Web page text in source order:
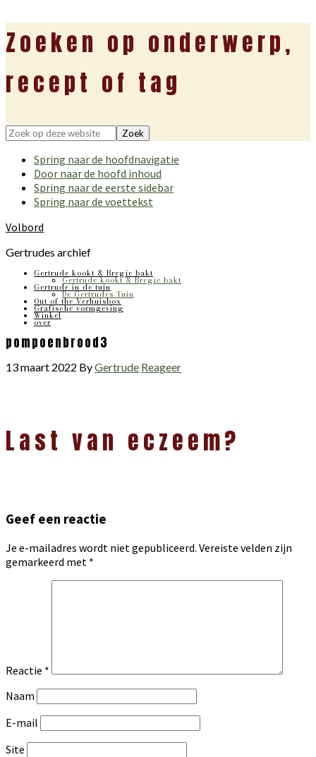
Zoeken op onderwerp,
recept of tag
Zoek
deze
website
Spring naar de hoofdnavigatie
Door naar de hoofd inhoud
Spring naar de eerste sidebar
Spring naar de voettekst
Volbord
Gertrudes archief
Gertrude kookt & Bregje bakt
Gertrude kookt & Bregje bakt
Gertrude in de tuin
De Gertrudes Tuin
Out of the Verhuisbox
Grafische vormgeving
Winkel
over
pompoenbrood3
13 maart 2022 ByGertrude Reageer
Interacties
Last van eczeem?
Geef een reactie
Je e-mailadres wordt niet gepubliceerd. Vereiste velden zijn
gemarkeerd met *
Reactie *
Naam
E-mail
Site